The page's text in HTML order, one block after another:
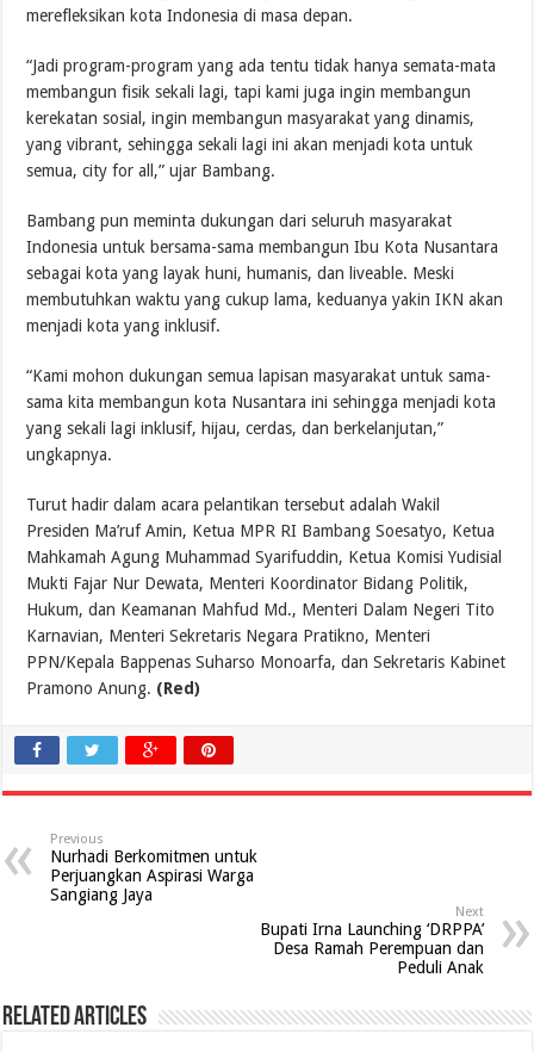
merefleksikan kota Indonesia di masa depan.
“Jadi program-program yang ada tentu tidak hanya semata-mata
membangun fisik sekali lagi, tapi kami juga ingin membangun
kerekatan sosial, ingin membangun masyarakat yang dinamis,
yang vibrant, sehingga sekali lagi ini akan menjadi kota untuk
semua, city for all,” ujar Bambang.
Bambang pun meminta dukungan dari seluruh masyarakat
Indonesia untuk bersama-sama membangun Ibu Kota Nusantara
sebagai kota yang layak huni, humanis, dan liveable. Meski
membutuhkan waktu yang cukup lama, keduanya yakin IKN akan
menjadi kota yang inklusif.
“Kami mohon dukungan semua lapisan masyarakat untuk sama-
sama kita membangun kota Nusantara ini sehingga menjadi kota
yang sekali lagi inklusif, hijau, cerdas, dan berkelanjutan,”
ungkapnya.
Turut hadir dalam acara pelantikan tersebut adalah Wakil
Presiden Ma’ruf Amin, Ketua MPR RI Bambang Soesatyo, Ketua
Mahkamah Agung Muhammad Syarifuddin, Ketua Komisi Yudisial
Mukti Fajar Nur Dewata, Menteri Koordinator Bidang Politik,
Hukum, dan Keamanan Mahfud Md., Menteri Dalam Negeri Tito
Karnavian, Menteri Sekretaris Negara Pratikno, Menteri
PPN/Kepala Bappenas Suharso Monoarfa, dan Sekretaris Kabinet
Pramono Anung. (Red)
Previous
Nurhadi Berkomitmen untuk
Perjuangkan Aspirasi Warga
Sangiang Jaya
Next
Bupati Irna Launching ‘DRPPA’
Desa Ramah Perempuan dan
Peduli Anak
Related Articles